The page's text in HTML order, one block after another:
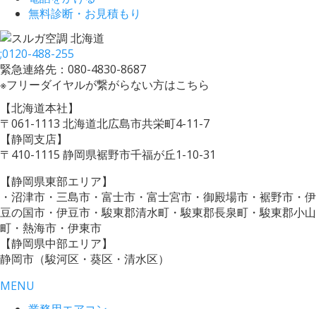
無料診断・お見積もり
;0120-488-255
緊急連絡先：080-4830-8687
※フリーダイヤルが繋がらない方はこちら
【北海道本社】
〒061-1113 北海道北広島市共栄町4-11-7
【静岡支店】
〒410-1115 静岡県裾野市千福が丘1-10-31
【静岡県東部エリア】
・沼津市・三島市・富士市・富士宮市・御殿場市・裾野市・伊
豆の国市・伊豆市・駿東郡清水町・駿東郡長泉町・駿東郡小山
町・熱海市・伊東市
【静岡県中部エリア】
静岡市（駿河区・葵区・清水区）
MENU